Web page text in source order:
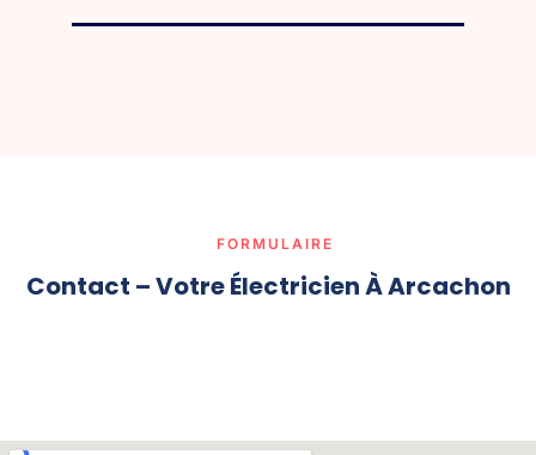
FORMULAIRE
Contact – Votre Électricien À Arcachon